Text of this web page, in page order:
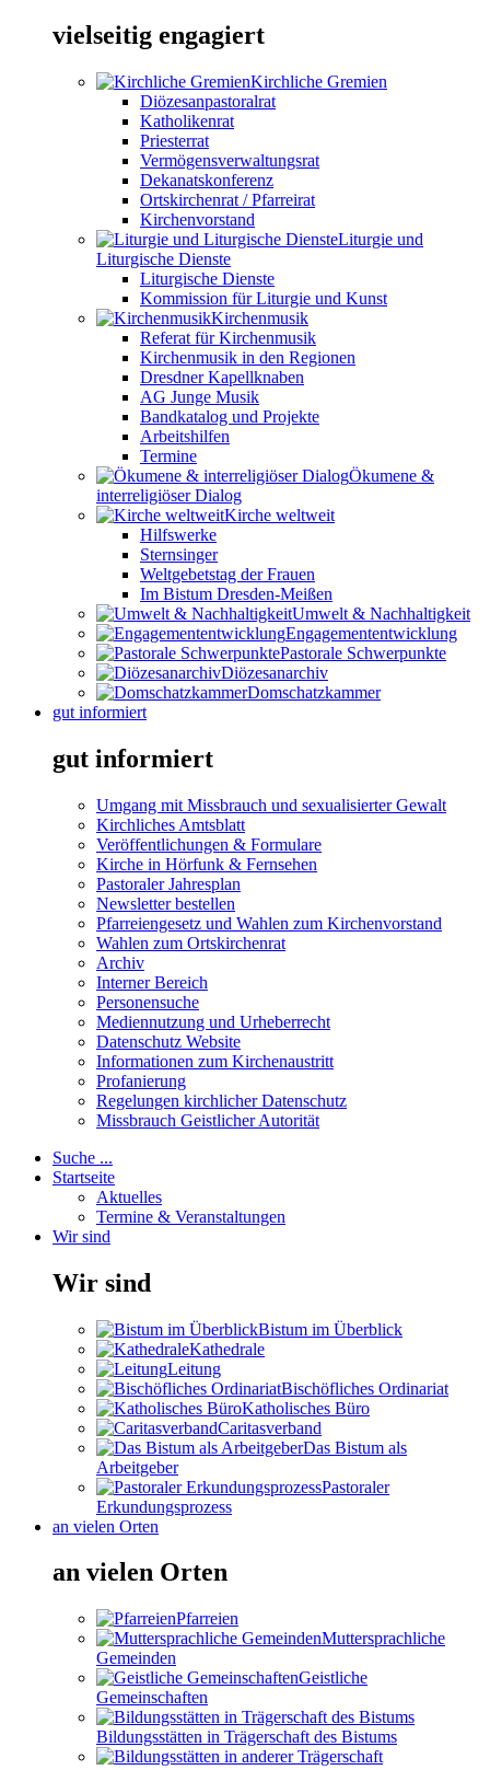
vielseitig engagiert
Kirchliche Gremien
Diözesanpastoralrat
Katholikenrat
Priesterrat
Vermögensverwaltungsrat
Dekanatskonferenz
Ortskirchenrat / Pfarreirat
Kirchenvorstand
Liturgie und
Liturgische Dienste
Liturgische Dienste
Kommission für Liturgie und Kunst
Kirchenmusik
Referat für Kirchenmusik
Kirchenmusik in den Regionen
Dresdner Kapellknaben
AG Junge Musik
Bandkatalog und Projekte
Arbeitshilfen
Termine
Ökumene &
interreligiöser Dialog
Kirche weltweit
Hilfswerke
Sternsinger
Weltgebetstag der Frauen
Im Bistum Dresden-Meißen
Umwelt & Nachhaltigkeit
Engagemententwicklung
Pastorale Schwerpunkte
Diözesanarchiv
Domschatzkammer
gut informiert
gut informiert
Umgang mit Missbrauch und sexualisierter Gewalt
Kirchliches Amtsblatt
Veröffentlichungen & Formulare
Kirche in Hörfunk & Fernsehen
Pastoraler Jahresplan
Newsletter bestellen
Pfarreiengesetz und Wahlen zum Kirchenvorstand
Wahlen zum Ortskirchenrat
Archiv
Interner Bereich
Personensuche
Mediennutzung und Urheberrecht
Datenschutz Website
Informationen zum Kirchenaustritt
Profanierung
Regelungen kirchlicher Datenschutz
Missbrauch Geistlicher Autorität
Suche ...
Startseite
Aktuelles
Termine & Veranstaltungen
Wir sind
Wir sind
Bistum im Überblick
Kathedrale
Leitung
Bischöfliches Ordinariat
Katholisches Büro
Caritasverband
Das Bistum als
Arbeitgeber
Pastoraler
Erkundungsprozess
an vielen Orten
an vielen Orten
Pfarreien
Muttersprachliche
Gemeinden
Geistliche
Gemeinschaften
Bildungsstätten in Trägerschaft des Bistums